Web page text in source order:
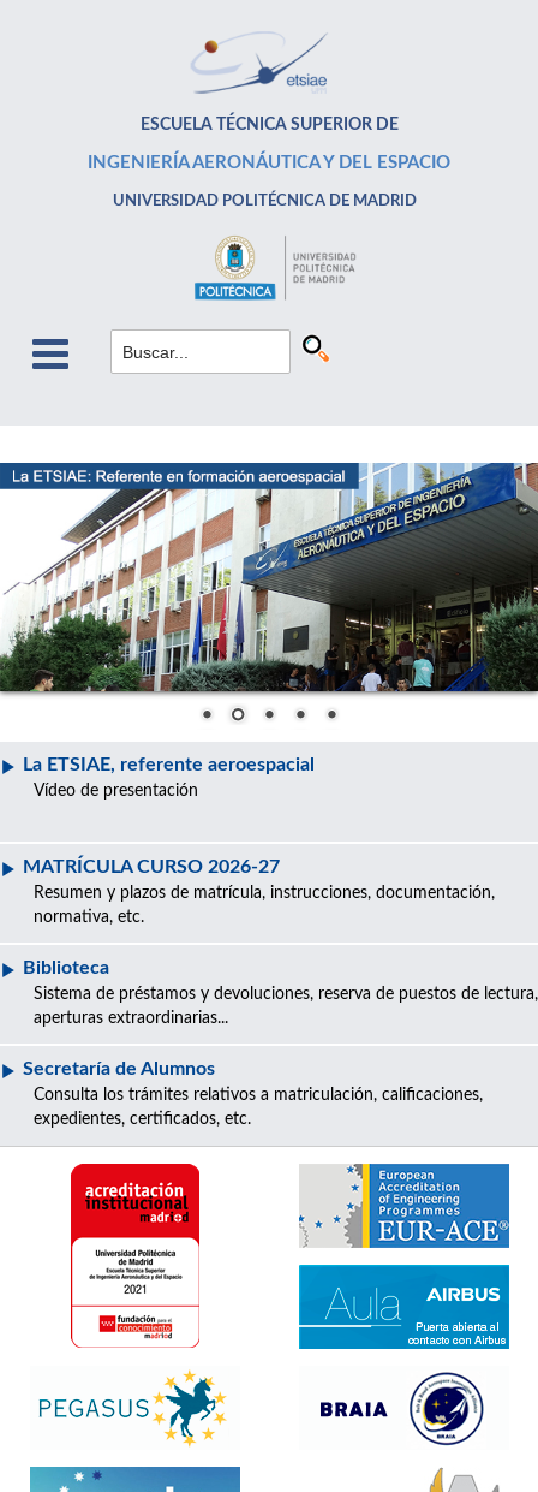
ESCUELA TÉCNICA SUPERIOR DE
INGENIERÍA AERONÁUTICA Y DEL ESPACIO
UNIVERSIDAD POLITÉCNICA DE MADRID
La ETSIAE, referente aeroespacial
Vídeo de presentación
MATRÍCULA CURSO 2026-27
Resumen y plazos de matrícula, instrucciones, documentación,
normativa, etc.
Biblioteca
Sistema de préstamos y devoluciones, reserva de puestos de lectura,
aperturas extraordinarias...
Secretaría de Alumnos
Consulta los trámites relativos a matriculación, calificaciones,
expedientes, certificados, etc.